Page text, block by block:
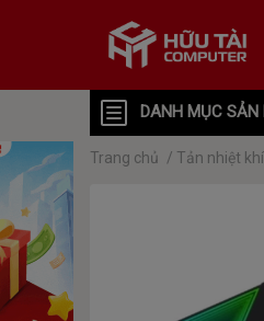
DANH MỤC SẢN
Trang chủ / Tản nhiệt khí